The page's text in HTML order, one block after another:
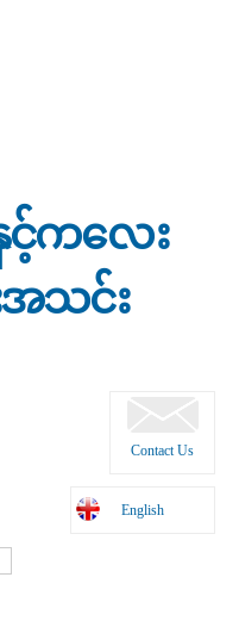
နှင့်ကလေး
အသင်း
Contact Us
English